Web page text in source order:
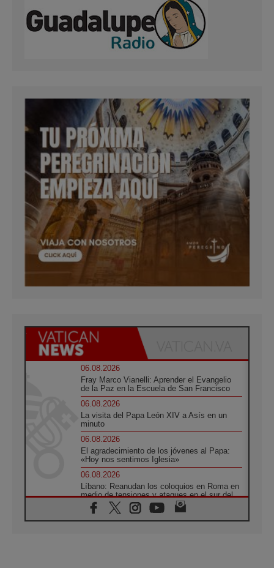
06.08.2026
Fray Marco Vianelli: Aprender el Evangelio
de la Paz en la Escuela de San Francisco
06.08.2026
La visita del Papa León XIV a Asís en un
minuto
06.08.2026
El agradecimiento de los jóvenes al Papa:
«Hoy nos sentimos Iglesia»
06.08.2026
Líbano: Reanudan los coloquios en Roma en
medio de tensiones y ataques en el sur del
país
06.08.2026